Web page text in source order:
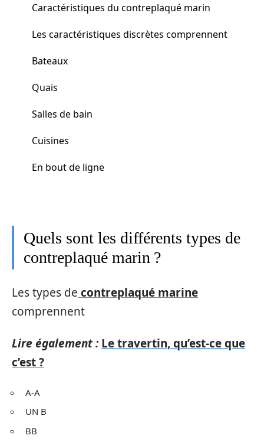
Caractéristiques du contreplaqué marin
Les caractéristiques discrètes comprennent
Bateaux
Quais
Salles de bain
Cuisines
En bout de ligne
Quels sont les différents types de
contreplaqué marin ?
Les types de contreplaqué marine
comprennent
Lire également : Le travertin, qu’est-ce que
c’est ?
A-A
UN B
BB